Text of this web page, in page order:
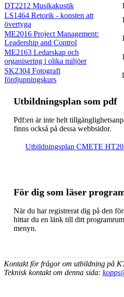
DT2212 Musikakustik
LS1464 Retorik - konsten att
övertyga
ME2016 Project Management:
Leadership and Control
ME2163 Ledarskap och
organisering i olika miljöer
SK2304 Fotografi
fördjupningskurs
Ut­bild­nings­plan som pdf
Pdf:en är inte helt
finns också på dessa webb­sidor.
Ut­bild­nings­plan CMETE
För dig som läser
När du har registrerat dig på den
hittar du en länk till ditt
menyn.
Kontakt för frågor om utbildning på
Teknisk kontakt om denna sida: